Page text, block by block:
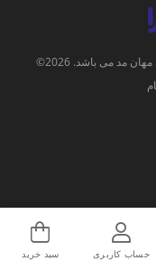
مد می باشد. 2026©
حساب کاربری سبد خرید